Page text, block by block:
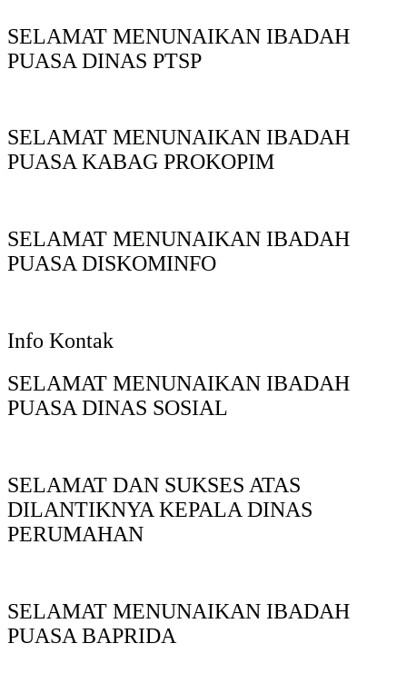
SELAMAT MENUNAIKAN IBADAH
PUASA DINAS PTSP
SELAMAT MENUNAIKAN IBADAH
PUASA KABAG PROKOPIM
SELAMAT MENUNAIKAN IBADAH
PUASA DISKOMINFO
Info Kontak
SELAMAT MENUNAIKAN IBADAH
PUASA DINAS SOSIAL
SELAMAT DAN SUKSES ATAS
DILANTIKNYA KEPALA DINAS
PERUMAHAN
SELAMAT MENUNAIKAN IBADAH
PUASA BAPRIDA